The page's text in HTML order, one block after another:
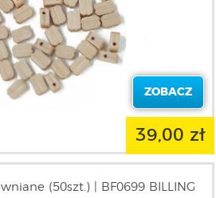
ZOBACZ
39,00 zł
(50szt.) | BF0699 BILLING